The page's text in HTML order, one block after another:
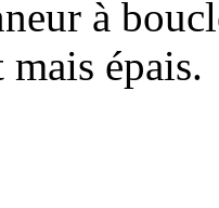
à
épais.